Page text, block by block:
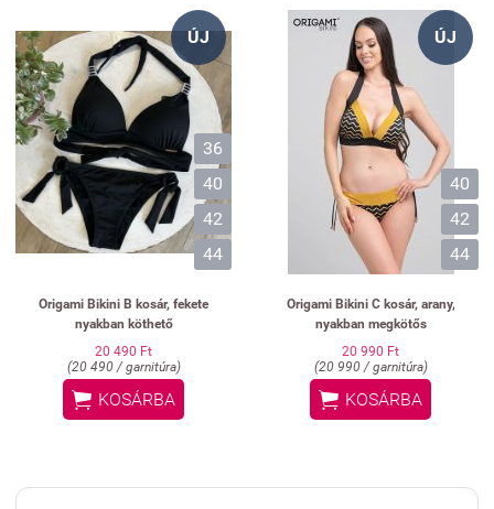
ÚJ
36
40
42
44
Origami Bikini B kosár, fekete
nyakban köthető
20 490 Ft
(20 490 / garnitúra)
 KOSÁRBA
ÚJ
40
42
44
Origami Bikini C kosár, arany,
nyakban megkötős
20 990 Ft
(20 990 / garnitúra)
 KOSÁRBA